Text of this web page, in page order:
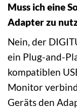
Muss ich eine
Adapter zu
Nein, der
ein Plug-and-
kompatiblen
Monitor
Geräts den